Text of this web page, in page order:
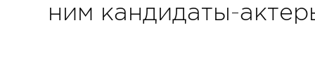
ним кандидаты-